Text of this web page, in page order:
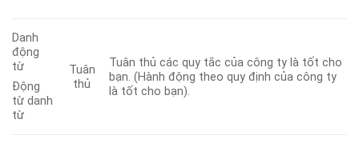
Danh
động
từ
Động
từ danh
từ
Tuân
thủ
Tuân thủ các quy tắc của công ty là tốt cho
bạn. (Hành động theo quy định của công ty
là tốt cho bạn).